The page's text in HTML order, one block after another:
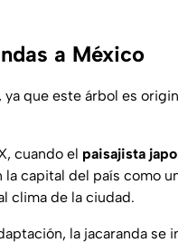
a México
, ya que este árbol es
cuando el paisajista
capital del país como
clima de la ciudad.
la jacaranda